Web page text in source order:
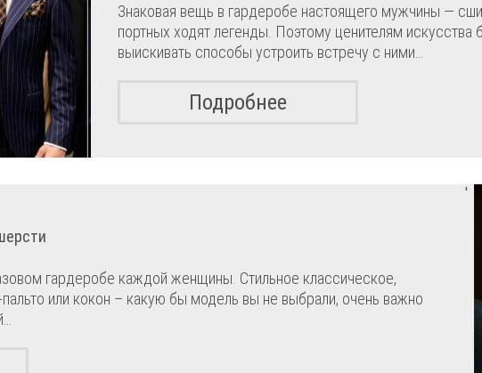
Знаковая вещь в гардеробе настоящего мужчины —
портных ходят легенды. Поэтому ценителям
выискивать способы устроить встречу с ними…
Подробнее
гардеробе каждой женщины. Стильное классическое,
или кокон – какую бы модель вы не выбрали, очень важно
'